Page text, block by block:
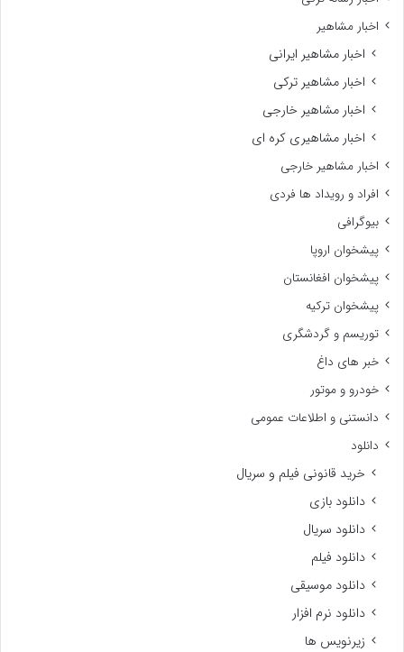
اخبار مشاهیر
اخبار مشاهیر ایرانی
اخبار مشاهیر ترکی
اخبار مشاهیر خارجی
اخبار مشاهیری کره ای
اخبار مشاهیر خارجی
افراد و رویداد ها فردی
بیوگرافی
پیشخوان اروپا
پیشخوان افغانستان
پیشخوان ترکیه
توریسم و گردشگری
خبر های داغ
خودرو و موتور
دانستنی و اطلاعات عمومی
دانلود
خرید قانونی فیلم و سریال
دانلود بازی
دانلود سریال
دانلود فیلم
دانلود موسیقی
دانلود نرم افزار
زیرنویس ها